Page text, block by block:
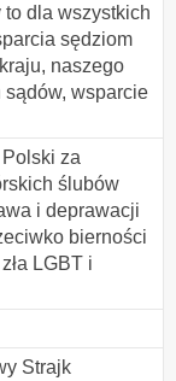
dla wszystkich
sędziom
naszego
sądów, wsparcie
za
ślubów
i deprawacji
bierności
LGBT i
Strajk